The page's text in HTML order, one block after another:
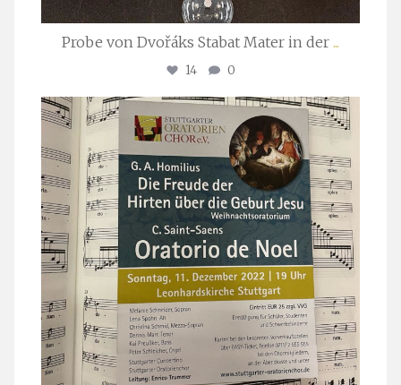
Probe von Dvořáks Stabat Mater in der ...
14 0
stuttgarter_oratorienchor
Nov. 29